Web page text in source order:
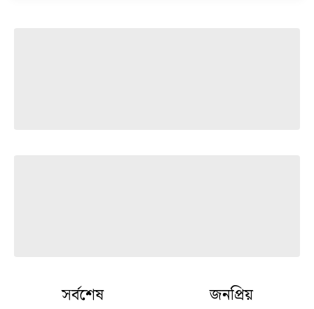
সর্বশেষ জনপ্রিয়